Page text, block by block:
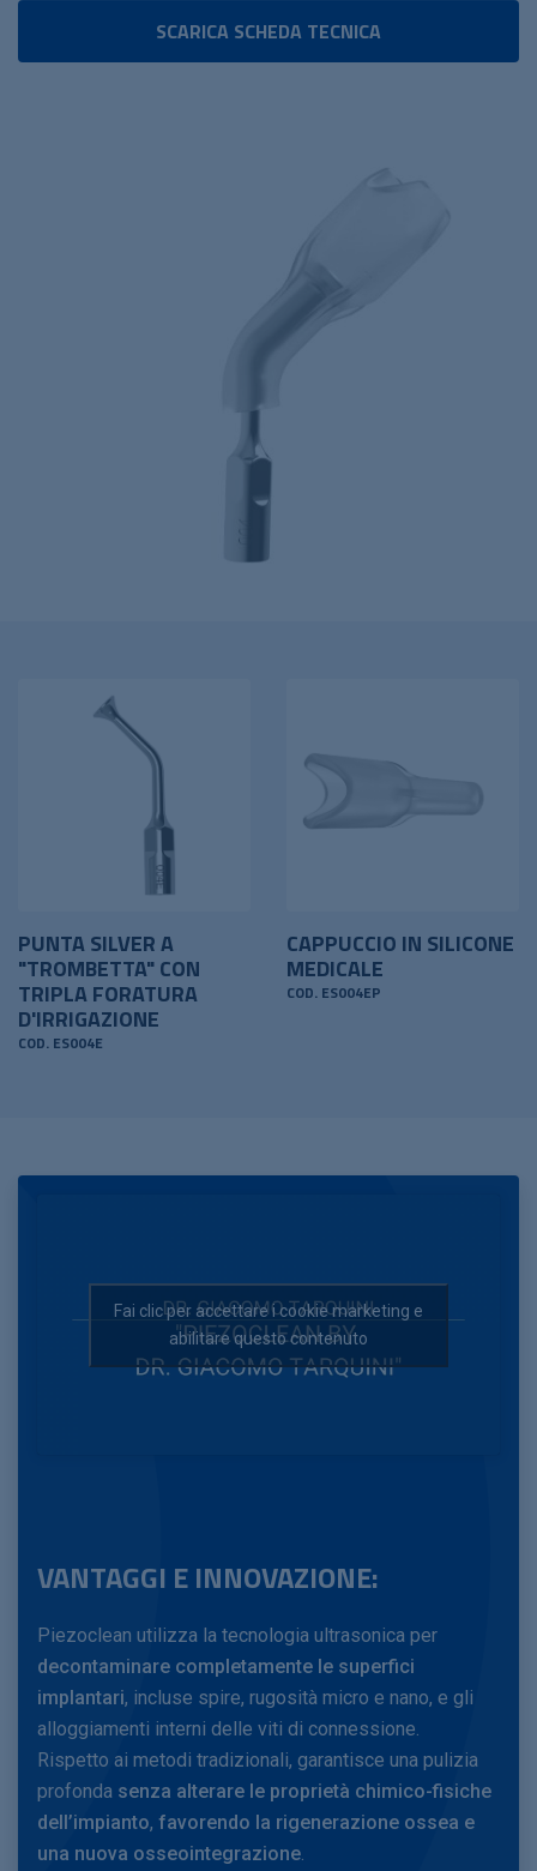
SCARICA SCHEDA TECNICA
PUNTA SILVER A
"TROMBETTA" CON
TRIPLA FORATURA
D'IRRIGAZIONE
COD. ES004E
CAPPUCCIO IN SILICONE
MEDICALE
COD. ES004EP
Fai clic per accettare i cookie marketing e
abilitare questo contenuto
VANTAGGI E INNOVAZIONE:
Piezoclean utilizza la tecnologia ultrasonica per
decontaminare completamente le superfici
implantari, incluse spire, rugosità micro e nano, e gli
alloggiamenti interni delle viti di connessione.
Rispetto ai metodi tradizionali, garantisce una pulizia
profonda senza alterare le proprietà chimico-fisiche
dell’impianto, favorendo la rigenerazione ossea e
una nuova osseointegrazione.